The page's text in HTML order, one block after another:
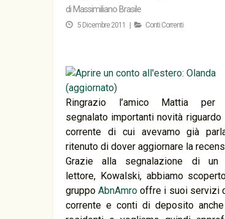
di Massimiliano Brasile
5 Dicembre 2011 | Conti Correnti
Ringrazio l’amico Mattia per
segnalato importanti novità riguardo
corrente di cui avevamo già
ritenuto di dover aggiornare la
Grazie alla segnalazione di un
lettore, Kowalski, abbiamo
gruppoAbnAmro offre i suoi servizi
corrente e conti di deposito